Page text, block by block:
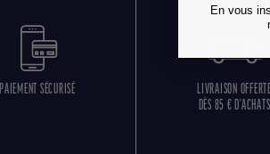
PAIEMENT SÉCURISÉ
LIVRAISON OFFERTE
DÈS 85 € D'ACHATS
En vous